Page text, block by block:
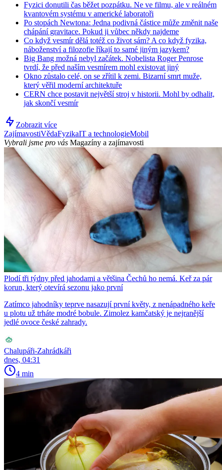
Fyzici donutili čas běžet pozpátku. Ne ve filmu, ale v reálném
kvantovém systému v americké laboratoři
Po stopách Newtona: Jedna podivná částice může změnit naše
chápání gravitace. Pokud ji vůbec někdy najdeme
Co když vesmír dělá totéž co život sám? A co když fyzika,
náboženství a filozofie říkají to samé jiným jazykem?
Big Bang možná nebyl začátek. Nobelista Roger Penrose
tvrdí, že před naším vesmírem mohl existovat jiný
Okno zůstalo celé, on se zřítil k zemi. Bizarní smrt muže,
který věřil moderní architektuře
CERN chce postavit největší stroj v historii. Mohl by odhalit,
jak skončí vesmír
Zobrazit více
ZajímavostiVědaFyzikaIT a technologieMobil
Vybrali jsme pro vás Magazíny a zajímavosti
Plodí tři týdny před jahodami a většina Čechů ho nemá. Keř za pár
korun, který otevírá sezonu jako první
Zatímco jahodníky teprve nasazují první květy, z nenápadného keře
u plotu už trháte modré bobule. Zimolez kamčatský je nejranější
jedlé ovoce české zahrady.
Chalupáři-Zahrádkáři
dnes, 04:31
4 min